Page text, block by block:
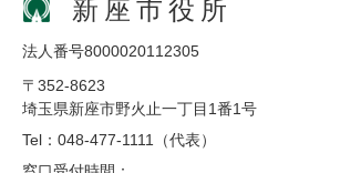
新座市役所
法人番号8000020112305
〒352-8623
埼玉県新座市野火止一丁目1番1号
Tel：048-477-1111（代表）